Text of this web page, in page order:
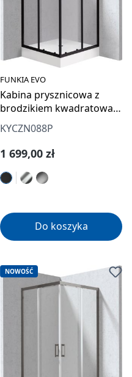
FUNKIA EVO
Kabina prysznicowa z
brodzikiem kwadratowa
80x80 cm
KYCZN088P
Cena regularna:
1 699,00 zł
Do koszyka
NOWOŚĆ